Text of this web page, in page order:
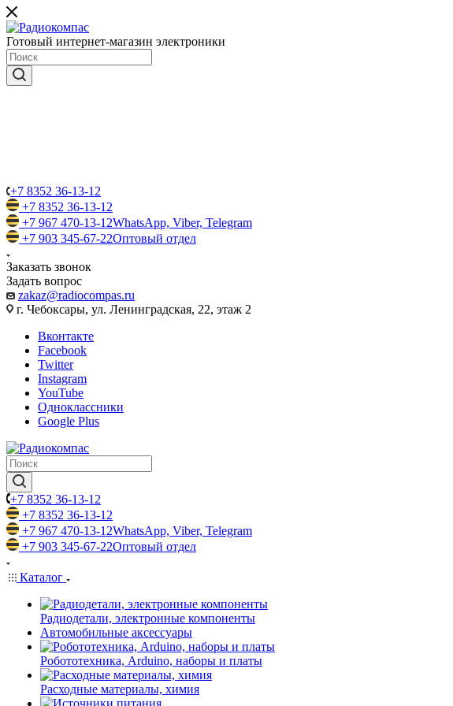
Готовый интернет-магазин электроники
+7 8352 36-13-12
+7 8352 36-13-12
+7 967 470-13-12WhatsApp, Viber, Telegram
+7 903 345-67-22Оптовый отдел
Заказать звонок
Задать вопрос
zakaz@radiocompas.ru
г. Чебоксары, ул. Ленинградская, 22, этаж 2
Вконтакте
Facebook
Twitter
Instagram
YouTube
Одноклассники
Google Plus
+7 8352 36-13-12
+7 8352 36-13-12
+7 967 470-13-12WhatsApp, Viber, Telegram
+7 903 345-67-22Оптовый отдел
Каталог
Радиодетали, электронные компоненты
Автомобильные аксессуары
Робототехника, Arduino, наборы и платы
Расходные материалы, химия